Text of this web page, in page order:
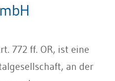
772 ff. OR, ist eine
an der